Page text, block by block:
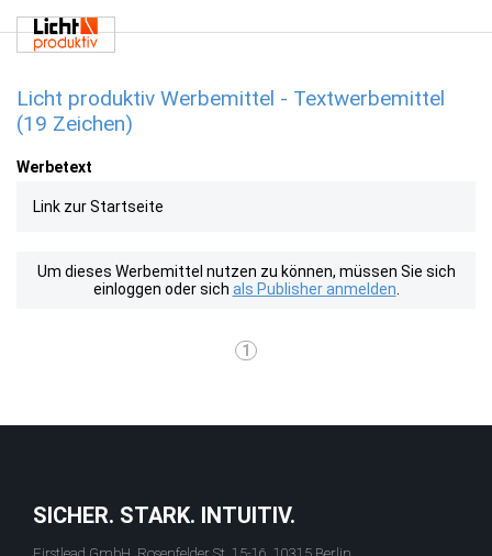
Licht produktiv Werbemittel - Textwerbemittel
(19 Zeichen)
Werbetext
Link zur Startseite
Um dieses Werbemittel nutzen zu können, müssen Sie sich
einloggen oder sich als Publisher anmelden
1
SICHER. STARK. INTUITIV.